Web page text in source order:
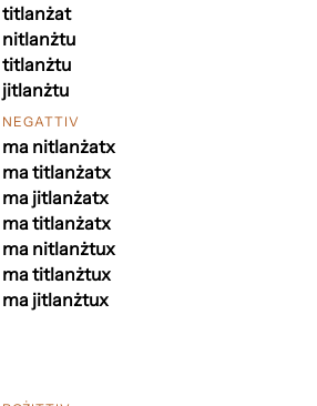
titlanżat
nitlanżtu
titlanżtu
jitlanżtu
NEGATTIV
ma nitlanżatx
ma titlanżatx
ma jitlanżatx
ma titlanżatx
ma nitlanżtux
ma titlanżtux
ma jitlanżtux